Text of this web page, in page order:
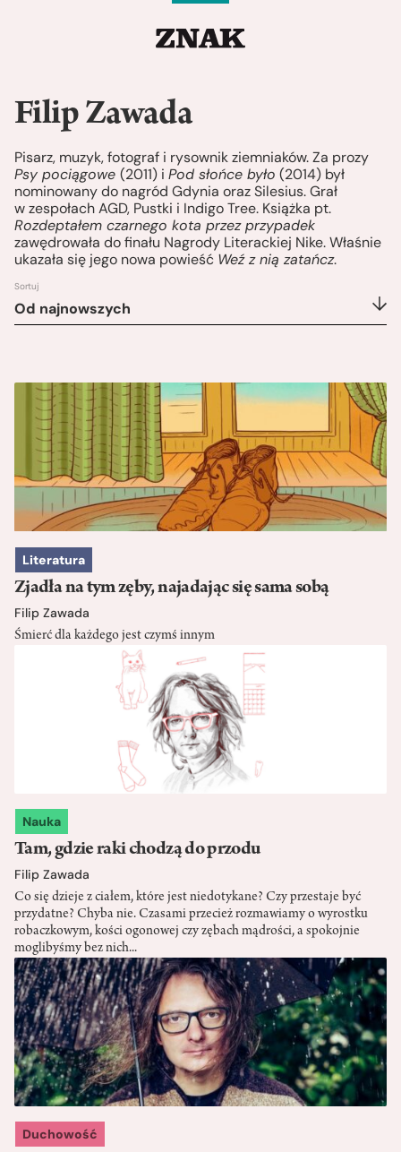
Filip Zawada
Pisarz, muzyk, fotograf i rysownik ziemniaków. Za prozy
Psy pociągowe (2011) i Pod słońce było (2014) był
nominowany do nagród Gdynia oraz Silesius. Grał
w zespołach AGD, Pustki i Indigo Tree. Książka pt.
Rozdeptałem czarnego kota przez przypadek
zawędrowała do finału Nagrody Literackiej Nike. Właśnie
ukazała się jego nowa powieść Weź z nią zatańcz.
Sortuj
Od najnowszych
Literatura
Zjadła na tym zęby, najadając się sama sobą
Filip Zawada
Śmierć dla każdego jest czymś innym
Nauka
Tam, gdzie raki chodzą do przodu
Filip Zawada
Co się dzieje z ciałem, które jest niedotykane? Czy przestaje być
przydatne? Chyba nie. Czasami przecież rozmawiamy o wyrostku
robaczkowym, kości ogonowej czy zębach mądrości, a spokojnie
moglibyśmy bez nich...
Duchowość